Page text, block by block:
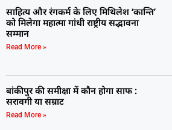
साहित्य और रंगकर्म के लिए मिथिलेश ‘कान्ति’
को मिलेगा महात्मा गांधी राष्ट्रीय सद्भावना
सम्मान
Read More »
बांकीपुर की समीक्षा में कौन होगा साफ :
सरावगी या सम्राट
Read More »